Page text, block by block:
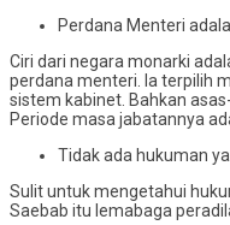
Perdana Menteri
Ciri dari negara monarki
perdana menteri. Ia terpilih
sistem kabinet. Bahkan
Periode masa jabatannya
Tidak ada hukuman
Sulit untuk mengetahui
Saebab itu lemabaga